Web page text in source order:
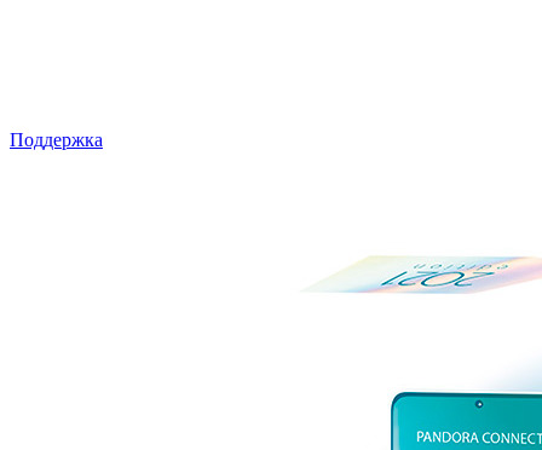
Поддержка